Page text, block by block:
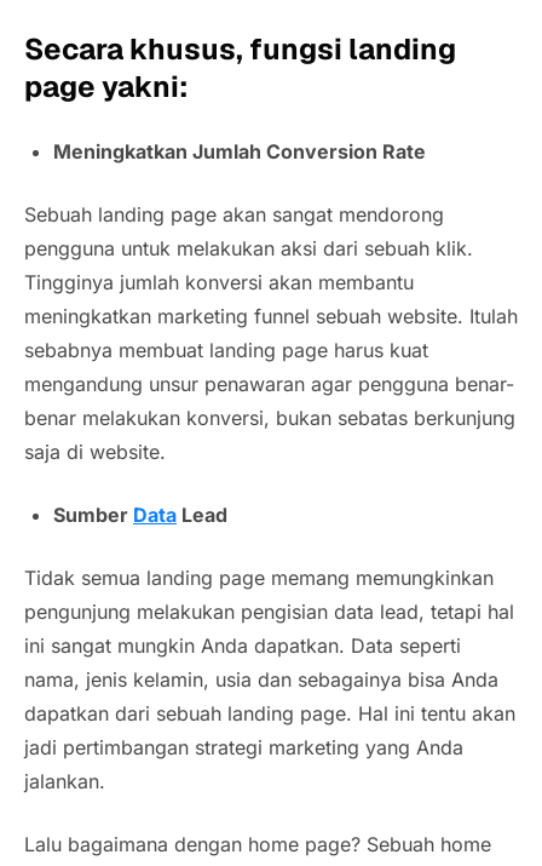
Secara khusus, fungsi landing
page yakni:
Meningkatkan Jumlah Conversion Rate
Sebuah landing page akan sangat mendorong
pengguna untuk melakukan aksi dari sebuah klik.
Tingginya jumlah konversi akan membantu
meningkatkan marketing funnel sebuah website. Itulah
sebabnya membuat landing page harus kuat
mengandung unsur penawaran agar pengguna benar-
benar melakukan konversi, bukan sebatas berkunjung
saja di website.
Sumber Data Lead
Tidak semua landing page memang memungkinkan
pengunjung melakukan pengisian data lead, tetapi hal
ini sangat mungkin Anda dapatkan. Data seperti
nama, jenis kelamin, usia dan sebagainya bisa Anda
dapatkan dari sebuah landing page. Hal ini tentu akan
jadi pertimbangan strategi marketing yang Anda
jalankan.
Lalu bagaimana dengan home page? Sebuah home